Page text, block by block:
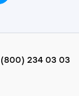
234 03 03